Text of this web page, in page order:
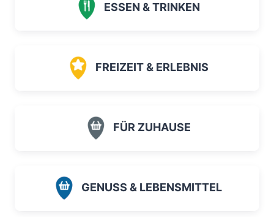
ESSEN & TRINKEN
FREIZEIT & ERLEBNIS
FÜR ZUHAUSE
GENUSS & LEBENSMITTEL